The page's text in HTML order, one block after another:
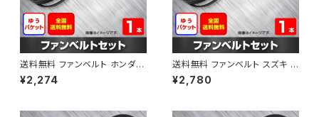
送料無料 ファンベルト ホンダ フ
ィット 型式GE6 H19.10～H25.
09 （国内トップメーカー） 1本 H
¥2,274
送料無料 ファンベルト スズキ ス
ペーシア 型式MK32S H25.03
～H30.02 （国内トップメーカ
¥2,780